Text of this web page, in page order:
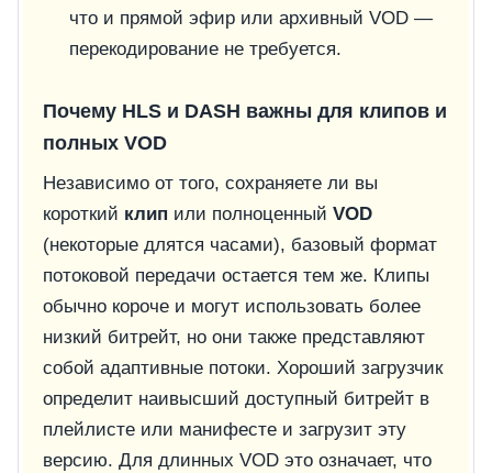
что и прямой эфир или архивный VOD —
перекодирование не требуется.
Почему HLS и DASH важны для клипов и
полных VOD
Независимо от того, сохраняете ли вы
короткий клип или полноценный VOD
(некоторые длятся часами), базовый формат
потоковой передачи остается тем же. Клипы
обычно короче и могут использовать более
низкий битрейт, но они также представляют
собой адаптивные потоки. Хороший загрузчик
определит наивысший доступный битрейт в
плейлисте или манифесте и загрузит эту
версию. Для длинных VOD это означает, что